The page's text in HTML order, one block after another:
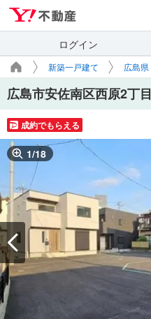
ログイン
新築一戸建て 広島県
広島市安佐南区西原2丁目
成約でもらえる
1/18